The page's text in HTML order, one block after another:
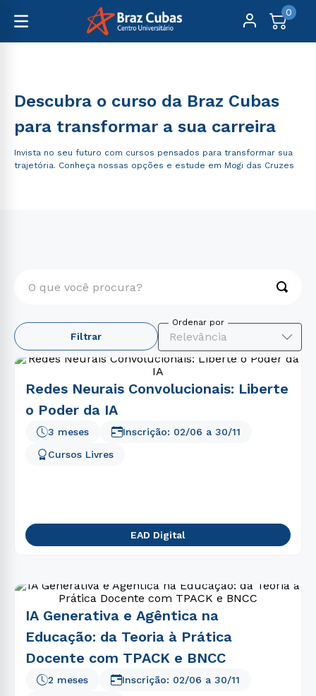
0
Descubra o curso da Braz Cubas
para transformar a sua carreira
Invista no seu futuro com cursos pensados para transformar sua
trajetória. Conheça nossas opções e estude em Mogi das Cruzes
Filtrar Relevância
Redes Neurais Convolucionais: Liberte
o Poder da IA
Cursos Livres
3 meses Inscrição: 02/06 a 30/11
EAD Digital
IA Generativa e Agêntica na
Educação: da Teoria à Prática
Docente com TPACK e BNCC
2 meses Inscrição: 02/06 a 30/11
TERMOS MAIS BUSCADOS
psicologia
2º
direito
3º
engenharia
5º
farmácia
9º
estética